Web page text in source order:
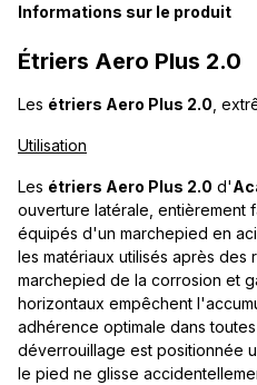
Informations sur le produit
Étriers Aero Plus 2.0
Les étriers Aero Plus 2.0 ,
Utilisation
Les étriers Aero Plus 2.0 d'
ouverture latérale, entièrement
équipés d'un marchepied en
les matériaux utilisés après
marchepied de la corrosion et
horizontaux empêchent
adhérence optimale dans
déverrouillage est positionnée
le pied ne glisse